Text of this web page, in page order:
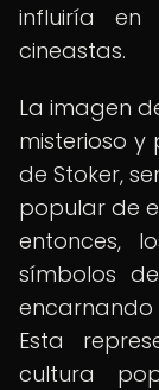
influiría en
cineastas.
La imagen
misterioso
de Stoker,
popular de
entonces,
símbolos
Esta
cultura